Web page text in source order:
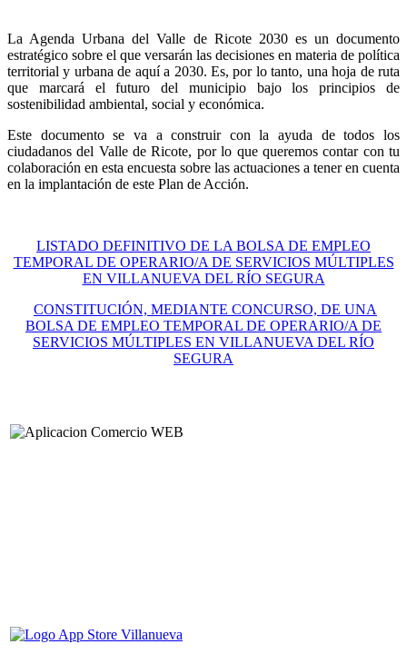
La Agenda Urbana del Valle de Ricote 2030 es un documento
estratégico sobre el que versarán las decisiones en materia de política
territorial y urbana de aquí a 2030. Es, por lo tanto, una hoja de ruta
que marcará el futuro del municipio bajo los principios de
sostenibilidad ambiental, social y económica.
Este documento se va a construir con la ayuda de todos los
ciudadanos del Valle de Ricote, por lo que queremos contar con tu
colaboración en esta encuesta sobre las actuaciones a tener en cuenta
en la implantación de este Plan de Acción.
LISTADO DEFINITIVO DE LA BOLSA DE EMPLEO
TEMPORAL DE OPERARIO/A DE SERVICIOS MÚLTIPLES
EN VILLANUEVA DEL RÍO SEGURA
CONSTITUCIÓN, MEDIANTE CONCURSO, DE UNA
BOLSA DE EMPLEO TEMPORAL DE OPERARIO/A DE
SERVICIOS MÚLTIPLES EN VILLANUEVA DEL RÍO
SEGURA